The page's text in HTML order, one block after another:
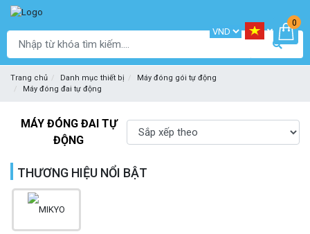
0
Trang chủ Danh mục thiết bị
Máy đóng gói tự động
Máy đóng đai tự động
MÁY ĐÓNG ĐAI TỰ
ĐỘNG
THƯƠNG HIỆU NỔI BẬT